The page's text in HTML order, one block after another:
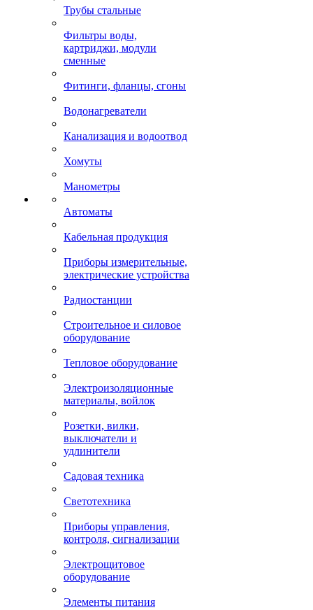
Трубы стальные
Фильтры воды,
картриджи, модули
сменные
Фитинги, фланцы, сгоны
Водонагреватели
Канализация и водоотвод
Хомуты
Манометры
Автоматы
Кабельная продукция
Приборы измерительные,
электрические устройства
Радиостанции
Строительное и силовое
оборудование
Тепловое оборудование
Электроизоляционные
материалы, войлок
Розетки, вилки,
выключатели и
удлинители
Садовая техника
Светотехника
Приборы управления,
контроля, сигнализации
Электрощитовое
оборудование
Элементы питания